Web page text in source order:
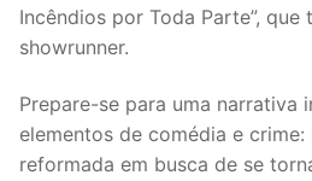
Incêndios por Toda Parte”,
showrunner.
Prepare-se para uma narrativa
elementos de comédia e
reformada em busca de se